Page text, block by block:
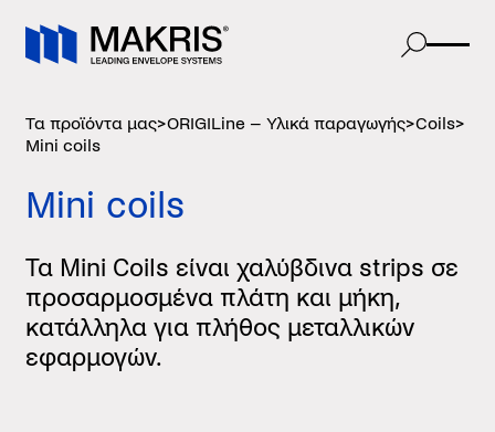
Τα προϊόντα μας>ORIGILine – Υλικά παραγωγής>Coils>
Mini coils
Mini coils
Τα Mini Coils είναι χαλύβδινα strips σε
προσαρμοσμένα πλάτη και μήκη,
κατάλληλα για πλήθος μεταλλικών
εφαρμογών.